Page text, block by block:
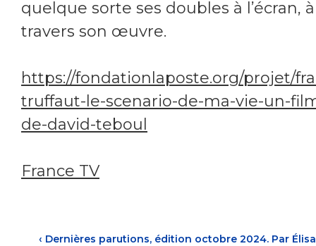
quelque sorte ses doubles à l’écran, à
travers son œuvre.
https://fondationlaposte.org/projet/
truffaut-le-scenario-de-ma-vie-un-
de-david-teboul
France TV
‹ Dernières parutions, édition octobre 2024. Par